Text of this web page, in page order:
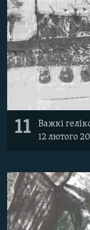
11
Важкі
12 лютого